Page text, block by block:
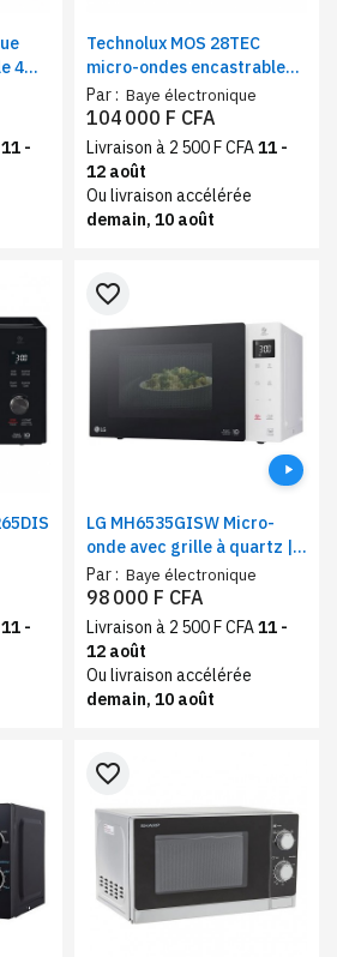
4
11 -
Technolux MOS 28TEC
micro-ondes encastrable
28 litres, inox
Par : Baye électronique
104 000 F CFA
Livraison à 2 500 F CFA11 -
12 août
Ou livraison accélérée
demain, 10 août
11 -
LG MH6535GISW Micro-
onde avec grille à quartz |
Technologie Smart Inverter
| capacité de 25 litres
Par : Baye électronique
favorite_border
98 000 F CFA
Livraison à 2 500 F CFA11 -
12 août
Ou livraison accélérée
demain, 10 août
favorite_border